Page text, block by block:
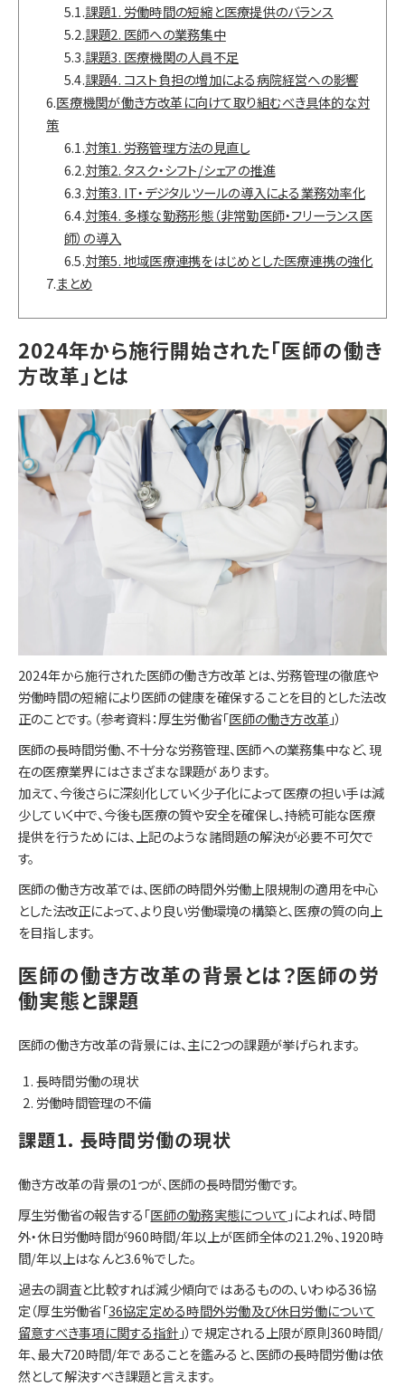
5.1.課題1. 労働時間の短縮と医療提供のバランス
5.2.課題2. 医師への業務集中
5.3.課題3. 医療機関の人員不足
5.4.課題4. コスト負担の増加による病院経営への影響
6.医療機関が働き方改革に向けて取り組むべき具体的な対
策
6.1.対策1. 労務管理方法の見直し
6.2.対策2. タスク・シフト/シェアの推進
6.3.対策3. IT・デジタルツールの導入による業務効率化
6.4.対策4. 多様な勤務形態（非常勤医師・フリーランス医
師）の導入
6.5.対策5. 地域医療連携をはじめとした医療連携の強化
7.まとめ
2024年から施行開始された「医師の働き
方改革」とは
2024年から施行された医師の働き方改革とは、労務管理の徹底や
労働時間の短縮により医師の健康を確保することを目的とした法改
正のことです。（参考資料：厚生労働省「医師の働き方改革 」）
医師の長時間労働、不十分な労務管理、医師への業務集中など、現
在の医療業界にはさまざまな課題があります。
加えて、今後さらに深刻化していく少子化によって医療の担い手は減
少していく中で、今後も医療の質や安全を確保し、持続可能な医療
提供を行うためには、上記のような諸問題の解決が必要不可欠で
す。
医師の働き方改革では、医師の時間外労働上限規制の適用を中心
とした法改正によって、より良い労働環境の構築と、医療の質の向上
を目指します。
医師の働き方改革の背景とは？医師の労
働実態と課題
医師の働き方改革の背景には、主に2つの課題が挙げられます。
長時間労働の現状
労働時間管理の不備
課題1. 長時間労働の現状
働き方改革の背景の1つが、医師の長時間労働です。
厚生労働省の報告する「医師の勤務実態について 」によれば、時間
外・休日労働時間が960時間/年以上が医師全体の21.2%、1920時
間/年以上はなんと3.6%でした。
過去の調査と比較すれば減少傾向ではあるものの、いわゆる36協
定（厚生労働省「36協定定める時間外労働及び休日労働について
留意すべき事項に関する指針 」）で規定される上限が原則360時間/
年、最大720時間/年であることを鑑みると、医師の長時間労働は依
然として解決すべき課題と言えます。